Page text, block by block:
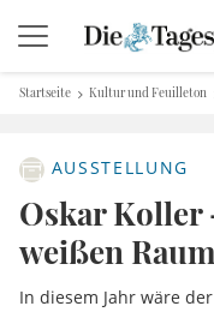
Startseite Kultur und Feuilleton
AUSSTELLUNG
Oskar Koller
weißen
In diesem Jahr wäre